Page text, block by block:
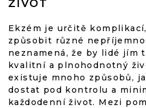
ŽIVOT
Ekzém je určitě
způsobit různé
neznamená, že by lidé jím
kvalitní a plnohodnotný
existuje mnoho způsobů,
dostat pod kontrolu a
každodenní život. Mezi